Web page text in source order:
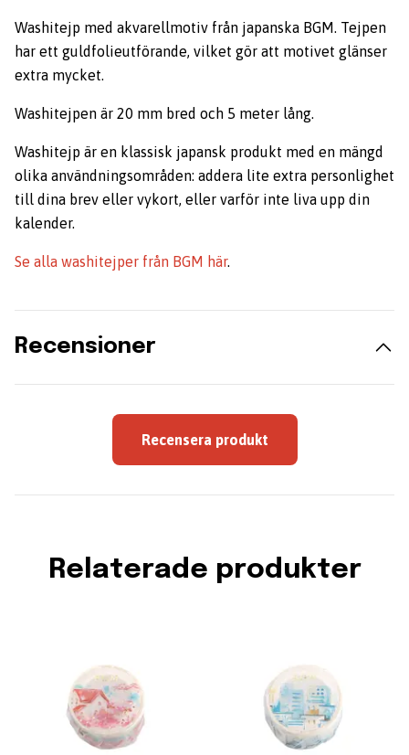
Washitejp med akvarellmotiv från japanska BGM. Tejpen
har ett guldfolieutförande, vilket gör att motivet glänser
extra mycket.
Washitejpen är 20 mm bred och 5 meter lång.
Washitejp är en klassisk japansk produkt med en mängd
olika användningsområden: addera lite extra personlighet
till dina brev eller vykort, eller varför inte liva upp din
kalender.
Se alla washitejper från BGM här.
Recensioner
Recensera produkt
Relaterade produkter